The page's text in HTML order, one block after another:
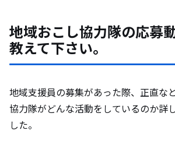
とを教えて下さい。
い。
廿日市市の住民と触れ合った際
地域おこし協力隊の応募
教えて下さい。
地域支援員の募集があった際、正直な
協力隊がどんな活動をしているのか詳
した。